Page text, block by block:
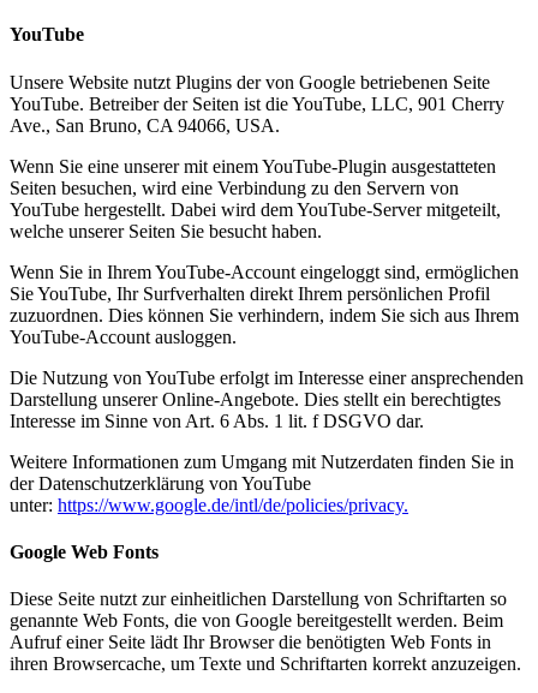
YouTube
Unsere Website nutzt Plugins der von Google betriebenen Seite
YouTube. Betreiber der Seiten ist die YouTube, LLC, 901 Cherry
Ave., San Bruno, CA 94066, USA.
Wenn Sie eine unserer mit einem YouTube-Plugin ausgestatteten
Seiten besuchen, wird eine Verbindung zu den Servern von
YouTube hergestellt. Dabei wird dem YouTube-Server mitgeteilt,
welche unserer Seiten Sie besucht haben.
Wenn Sie in Ihrem YouTube-Account eingeloggt sind, ermöglichen
Sie YouTube, Ihr Surfverhalten direkt Ihrem persönlichen Profil
zuzuordnen. Dies können Sie verhindern, indem Sie sich aus Ihrem
YouTube-Account ausloggen.
Die Nutzung von YouTube erfolgt im Interesse einer ansprechenden
Darstellung unserer Online-Angebote. Dies stellt ein berechtigtes
Interesse im Sinne von Art. 6 Abs. 1 lit. f DSGVO dar.
Weitere Informationen zum Umgang mit Nutzerdaten finden Sie in
der Datenschutzerklärung von YouTube
unter: https://www.google.de/intl/de/policies/privacy.
Google Web Fonts
Diese Seite nutzt zur einheitlichen Darstellung von Schriftarten so
genannte Web Fonts, die von Google bereitgestellt werden. Beim
Aufruf einer Seite lädt Ihr Browser die benötigten Web Fonts in
ihren Browsercache, um Texte und Schriftarten korrekt anzuzeigen.